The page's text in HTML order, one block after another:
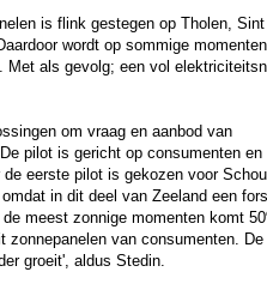
is flink gestegen op Tholen, Sint
wordt op sommige momenten
Met als gevolg; een vol
om vraag en aanbod van
pilot is gericht op consumenten en
eerste pilot is gekozen voor
in dit deel van Zeeland een
meest zonnige momenten komt
van consumenten. De
groeit', aldus Stedin.